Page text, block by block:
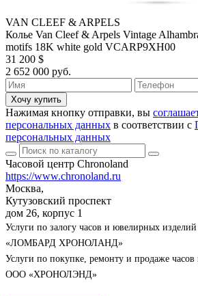
VAN CLEEF & ARPELS
Колье Van Cleef & Arpels Vintage
motifs 18K white gold VCARP9XH00
31 200 $
2 652 000 руб.
Хочу купить
Нажимая кнопку отправки, вы
персональных данных в соответствии с
персональных данных
Часовой центр Chronoland
https://www.chronoland.ru
Москва,
Кутузовский проспект
дом 26, корпус 1
Услуги по залогу часов и ювелирных
«ЛОМБАРД ХРОНОЛАНД»
Услуги по покупке, ремонту и продаже
ООО «ХРОНОЛЭНД»